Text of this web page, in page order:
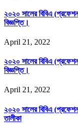
২০২০ সালের বিবিএ
বিজ্ঞপ্তি।
April 21, 2022
২০২০ সালের বিবিএ
বিজ্ঞপ্তি।
April 21, 2022
২০২০ সালের বিবিএ
তালীকা